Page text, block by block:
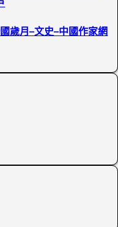
歲月–文史–中國作家網